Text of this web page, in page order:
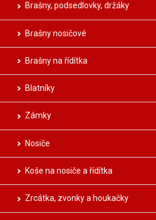
Brašny, podsedlovky, držáky
Brašny nosičové
Brašny na řídítka
Blatníky
Zámky
Nosiče
Koše na nosiče a řídítka
Zrcátka, zvonky a houkačky